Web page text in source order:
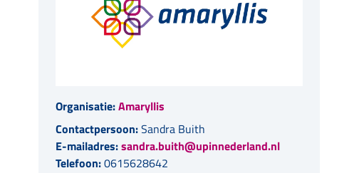
Organisatie:Amaryllis
Contactpersoon:Sandra Buith
E-mailadres:sandra.buith@upinnederland.nl
Telefoon:0615628642